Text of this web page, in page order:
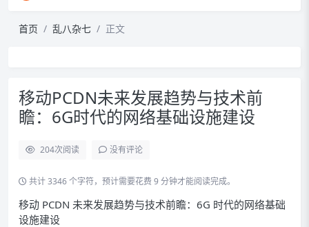
首页 乱八杂七 正文
移动PCDN未来发展趋势与技术前
瞻：6G时代的网络基础设施建设
204次阅读 没有评论
共计 3346 个字符，预计需要花费 9 分钟才能阅读完成。
移动 PCDN 未来发展趋势与技术前瞻：6G 时代的网络基础
设施建设